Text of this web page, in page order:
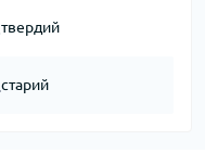
твердий
старий